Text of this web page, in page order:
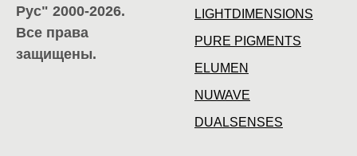
Рус" 2000-2026.
Все права
защищены.
LIGHTDIMENSIONS
PURE PIGMENTS
ELUMEN
NUWAVE
DUALSENSES